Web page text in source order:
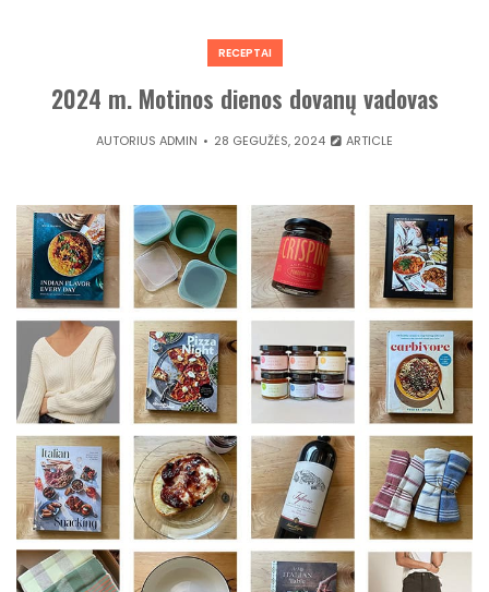
RECEPTAI
2024 m. Motinos dienos dovanų vadovas
AUTORIUS ADMIN 28 GEGUŽĖS, 2024 ARTICLE